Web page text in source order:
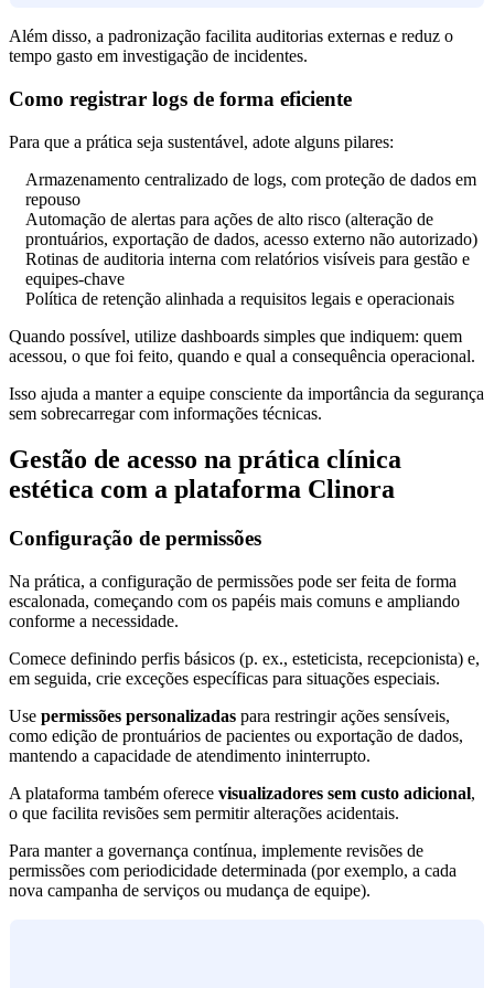
Além disso, a padronização facilita auditorias externas e reduz o
tempo gasto em investigação de incidentes.
Como registrar logs de forma eficiente
Para que a prática seja sustentável, adote alguns pilares:
Armazenamento centralizado de logs, com proteção de dados em
repouso
Automação de alertas para ações de alto risco (alteração de
prontuários, exportação de dados, acesso externo não autorizado)
Rotinas de auditoria interna com relatórios visíveis para gestão e
equipes-chave
Política de retenção alinhada a requisitos legais e operacionais
Quando possível, utilize dashboards simples que indiquem: quem
acessou, o que foi feito, quando e qual a consequência operacional.
Isso ajuda a manter a equipe consciente da importância da segurança
sem sobrecarregar com informações técnicas.
Gestão de acesso na prática clínica
estética com a plataforma Clinora
Configuração de permissões
Na prática, a configuração de permissões pode ser feita de forma
escalonada, começando com os papéis mais comuns e ampliando
conforme a necessidade.
Comece definindo perfis básicos (p. ex., esteticista, recepcionista) e,
em seguida, crie exceções específicas para situações especiais.
Use permissões personalizadas para restringir ações sensíveis,
como edição de prontuários de pacientes ou exportação de dados,
mantendo a capacidade de atendimento ininterrupto.
A plataforma também oferece visualizadores sem custo adicional,
o que facilita revisões sem permitir alterações acidentais.
Para manter a governança contínua, implemente revisões de
permissões com periodicidade determinada (por exemplo, a cada
nova campanha de serviços ou mudança de equipe).